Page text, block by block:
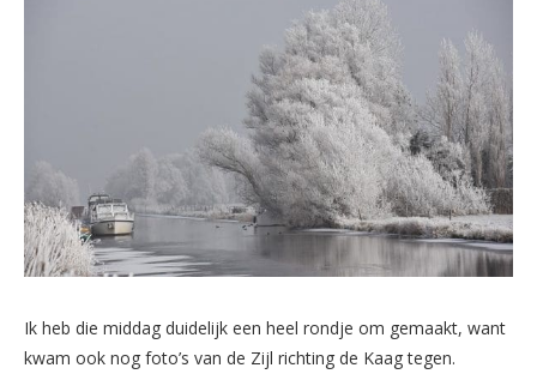
Ik heb die middag duidelijk een heel rondje om gemaakt, want
kwam ook nog foto’s van de Zijl richting de Kaag tegen.